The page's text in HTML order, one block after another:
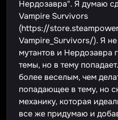
Нердозавра". Я думаю
Vampire Survivors
(https://
Vampire_Survivors/). Я
мутантов и Нердозавра
темы, но в тему
более веселым, чем
попадающее в тему, но
механику, которая
все же придумаю и